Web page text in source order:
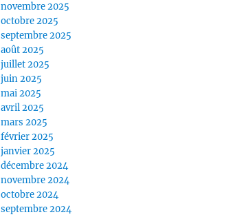
novembre 2025
octobre 2025
septembre 2025
août 2025
juillet 2025
juin 2025
mai 2025
avril 2025
mars 2025
février 2025
janvier 2025
décembre 2024
novembre 2024
octobre 2024
septembre 2024